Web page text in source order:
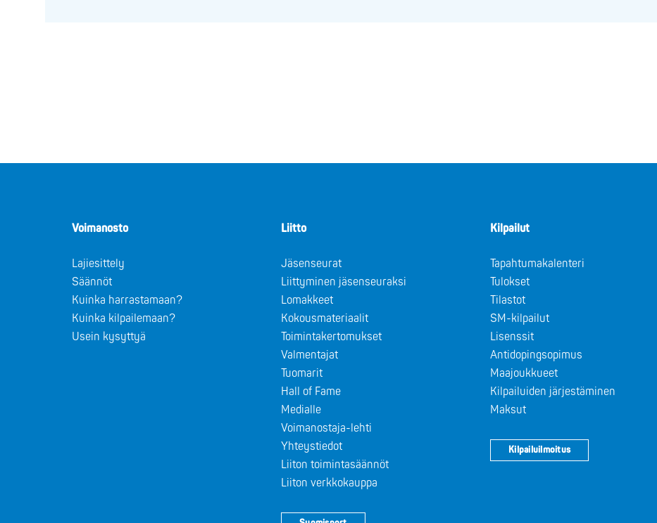
Voimanosto
Lajiesittely
Säännöt
Kuinka harrastamaan?
Kuinka kilpailemaan?
Usein kysyttyä
Liitto
Jäsenseurat
Liittyminen jäsenseuraksi
Lomakkeet
Kokousmateriaalit
Toimintakertomukset
Valmentajat
Tuomarit
Hall of Fame
Medialle
Voimanostaja-lehti
Yhteystiedot
Liiton toimintasäännöt
Liiton verkkokauppa
Kilpailut
Tapahtumakalenteri
Tulokset
Tilastot
SM-kilpailut
Lisenssit
Antidopingsopimus
Maajoukkueet
Kilpailuiden järjestäminen
Maksut
Kilpailuilmoitus